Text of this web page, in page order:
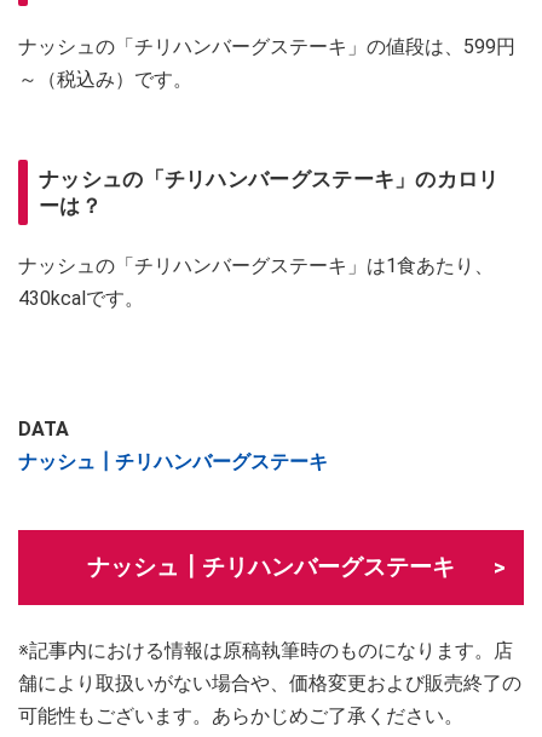
ナッシュの「チリハンバーグステーキ」の値段は、599円
～（税込み）です。
ナッシュの「チリハンバーグステーキ」のカロリ
ーは？
ナッシュの「チリハンバーグステーキ」は1食あたり、
430kcalです。
DATA
ナッシュ┃チリハンバーグステーキ
ナッシュ┃チリハンバーグステーキ
※記事内における情報は原稿執筆時のものになります。店
舗により取扱いがない場合や、価格変更および販売終了の
可能性もございます。あらかじめご了承ください。